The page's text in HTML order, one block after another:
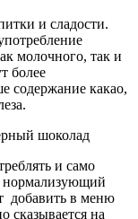
и сладости.
молочного, так и
более
содержание какао,
шоколад
и само
нормализующий
добавить в меню
сказывается на